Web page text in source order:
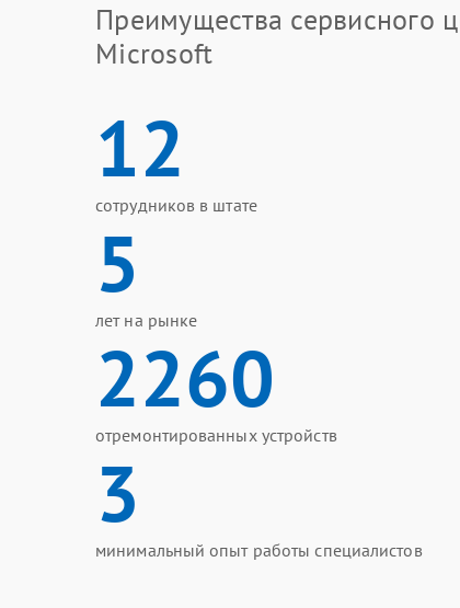
Преимущества сервисного
Microsoft
12
сотрудников в штате
5
лет на рынке
2260
отремонтированных устройств
3
минимальный опыт работы специалистов